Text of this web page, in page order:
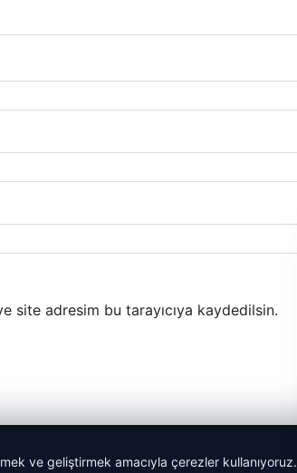
site adresim bu tarayıcıya kaydedilsin.
ve geliştirmek amacıyla çerezler kullanıyoruz.